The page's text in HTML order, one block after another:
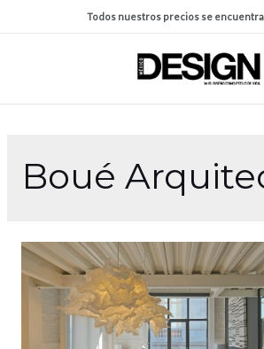
Todos nuestros precios se
Boué